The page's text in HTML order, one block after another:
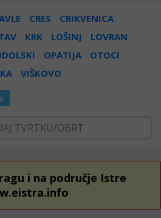
CRES
CRIKVENICA
KRK LOŠINJ
LOVRAN
OPATIJA
OTOCI
VIŠKOVO
TVRTKU/OBRT
i na područje Istre